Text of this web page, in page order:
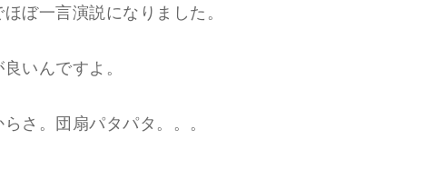
ぼ一言演説になりました。
いんですよ。
さ。団扇パタパタ。。。